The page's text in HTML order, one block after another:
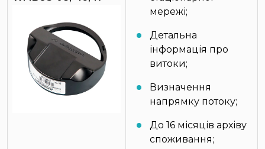
мережі;
Детальна
інформація про
витоки;
Визначення
напрямку потоку;
До 16 місяців архіву
споживання;